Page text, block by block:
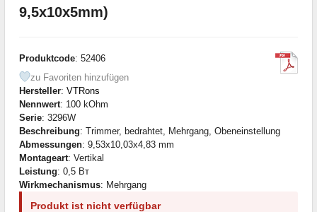
9,5x10x5mm)
Produktcode: 52406
zu Favoriten hinzufügen
Hersteller: VTRons
Nennwert: 100 kOhm
Serie: 3296W
Beschreibung: Trimmer, bedrahtet, Mehrgang, Obeneinstellung
Abmessungen: 9,53x10,03x4,83 mm
Montageart: Vertikal
Leistung: 0,5 Вт
Wirkmechanismus: Mehrgang
Produkt ist nicht verfügbar